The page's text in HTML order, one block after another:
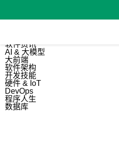
软件资讯
AI & 大模型
大前端
软件架构
开发技能
硬件 & IoT
DevOps
程序人生
数据库